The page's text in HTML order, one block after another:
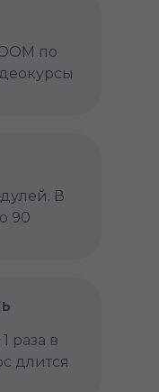
В
90
раза в
длится
по